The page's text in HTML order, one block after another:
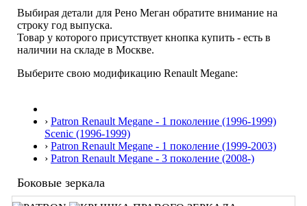
Выбирая детали для Рено Меган обратите внимание на
строку год выпуска.
Товар у которого присутствует кнопка купить - есть в
наличии на складе в Москве.
Выберите свою модификацию Renault Megane:
› Patron Renault Megane - 1 поколение (1996-1999)
Scenic (1996-1999)
› Patron Renault Megane - 1 поколение (1999-2003)
› Patron Renault Megane - 3 поколение (2008-)
Боковые зеркала